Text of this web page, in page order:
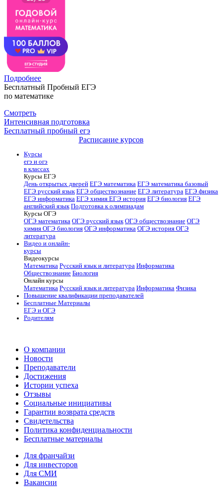
Подробнее
Бесплатный Пробный ЕГЭ
по математике
Смотреть
Интенсивная подготовка
Бесплатный пробный егэ
Расписание курсов
Курсы
егэ и огэ
в классах
Курсы ЕГЭ
День открытых дверей ЕГЭ математика ЕГЭ математика базовый
ЕГЭ русский язык ЕГЭ обществознание ЕГЭ литература ЕГЭ физика
ЕГЭ информатика ЕГЭ химия ЕГЭ история ЕГЭ биология ЕГЭ
английский язык Подготовка к олимпиадам
Курсы ОГЭ
ОГЭ математика ОГЭ русский язык ОГЭ обществознание ОГЭ
химия ОГЭ биология ОГЭ информатика ОГЭ история ОГЭ
литература
Видео и онлайн-
курсы
Видеокурсы
Математика Русский язык и литература Информатика
Обществознание Биология
Онлайн курсы
Математика Русский язык и литература Информатика Физика
Повышение квалификации преподавателей
Бесплатные Материалы
ЕГЭ и ОГЭ
Родителям
О компании
Новости
Преподаватели
Достижения
Истории успеха
Отзывы
Социальные инициативы
Гарантии возврата средств
Свидетельства
Политика конфиденциальности
Бесплатные материалы
Для франчайзи
Для инвесторов
Для СМИ
Вакансии